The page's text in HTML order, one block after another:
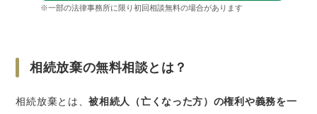
※一部の法律事務所に限り初回相談無料の場合があります
相続放棄の無料相談とは？
相続放棄とは、被相続人（亡くなった方）の権利や義務を一